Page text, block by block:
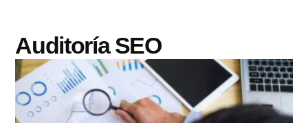
Auditoría SEO